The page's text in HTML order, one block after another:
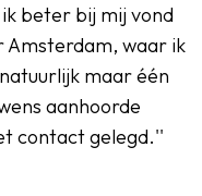
beter bij mij vond
Amsterdam, waar ik
maar één
aanhoorde
contact gelegd.''